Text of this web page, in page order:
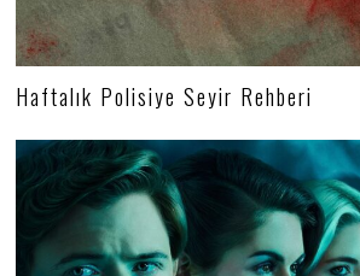
Haftalık Polisiye Seyir Rehberi